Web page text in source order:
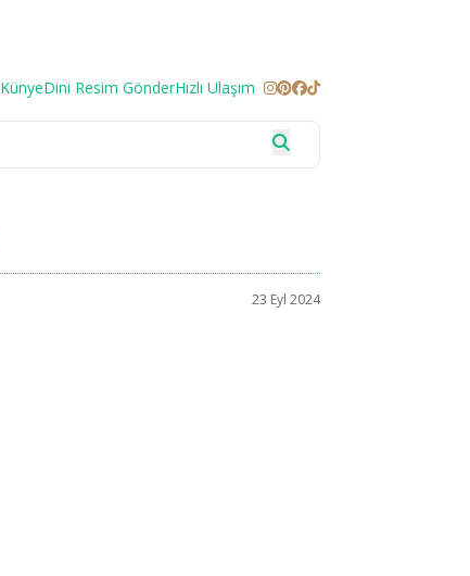
KünyeDini Resim GönderHızlı Ulaşım
23 Eyl 2024